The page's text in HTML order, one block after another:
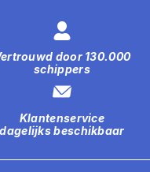
door 130.000
schippers
Klantenservice
dagelijks beschikbaar